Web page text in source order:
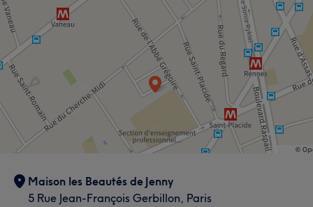
Maison les Beautés de Jenny
5 Rue Jean-François Gerbillon, Paris